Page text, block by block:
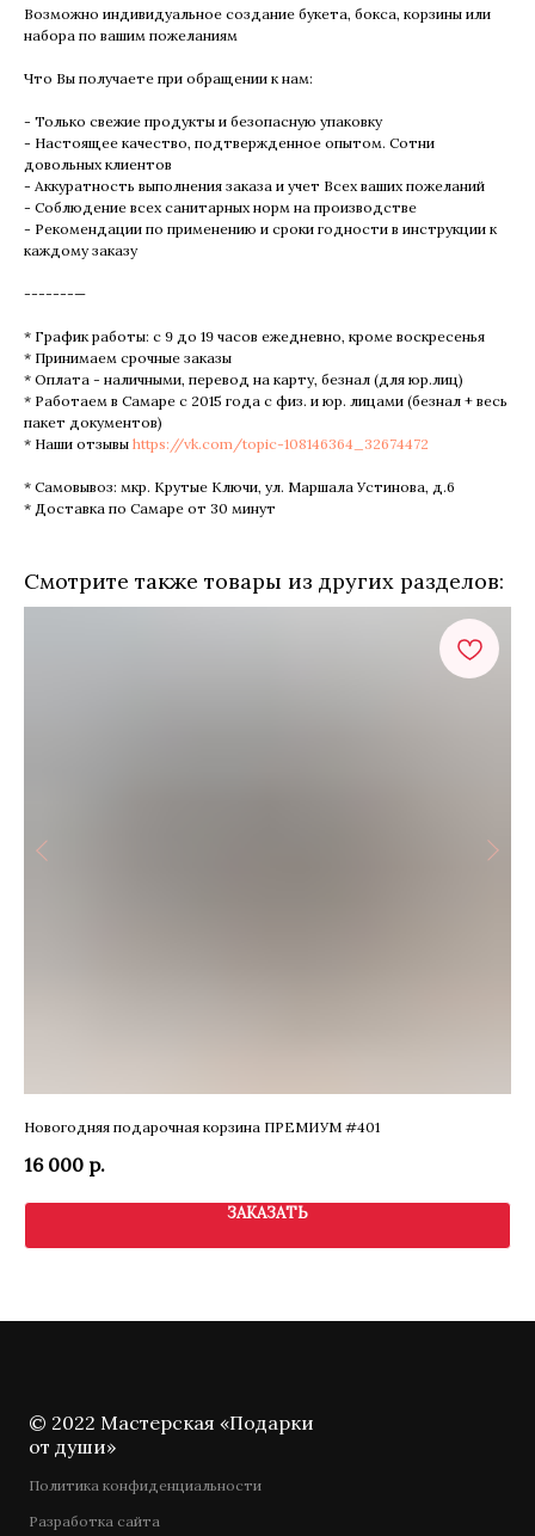
Возможно индивидуальное создание букета, бокса, корзины или
набора по вашим пожеланиям
Что Вы получаете при обращении к нам:
- Только свежие продукты и безопасную упаковку
- Настоящее качество, подтвержденное опытом. Сотни
довольных клиентов
- Аккуратность выполнения заказа и учет Всех ваших пожеланий
- Соблюдение всех санитарных норм на производстве
- Рекомендации по применению и сроки годности в инструкции к
каждому заказу
-------—
* График работы: с 9 до 19 часов ежедневно, кроме воскресенья
* Принимаем срочные заказы
* Оплата - наличными, перевод на карту, безнал (для юр.лиц)
* Работаем в Самаре с 2015 года с физ. и юр. лицами (безнал + весь
пакет документов)
* Наши отзывы https://vk.com/topic-108146364_32674472
* Самовывоз: мкр. Крутые Ключи, ул. Маршала Устинова, д.6
* Доставка по Самаре от 30 минут
Смотрите также товары из других разделов:
Новогодняя подарочная корзина ПРЕМИУМ #401
16 000 р.
ЗАКАЗАТЬ
© 2022 Мастерская «Подарки
от души»
Политика конфиденциальности
Разработка сайта